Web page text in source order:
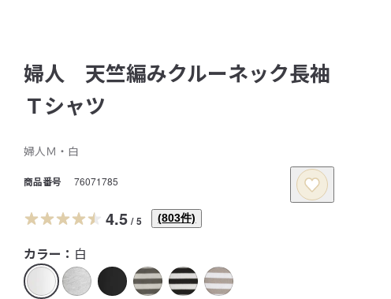
婦人 天竺編みクルーネック長袖
Ｔシャツ
婦人Ｍ・白
商品番号 76071785
4.5 / 5 (803件)
カラー： 白